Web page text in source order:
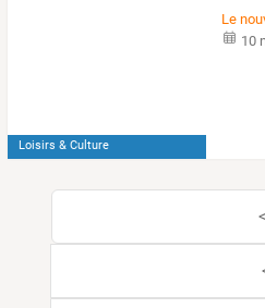
Loisirs & Culture
Le
10